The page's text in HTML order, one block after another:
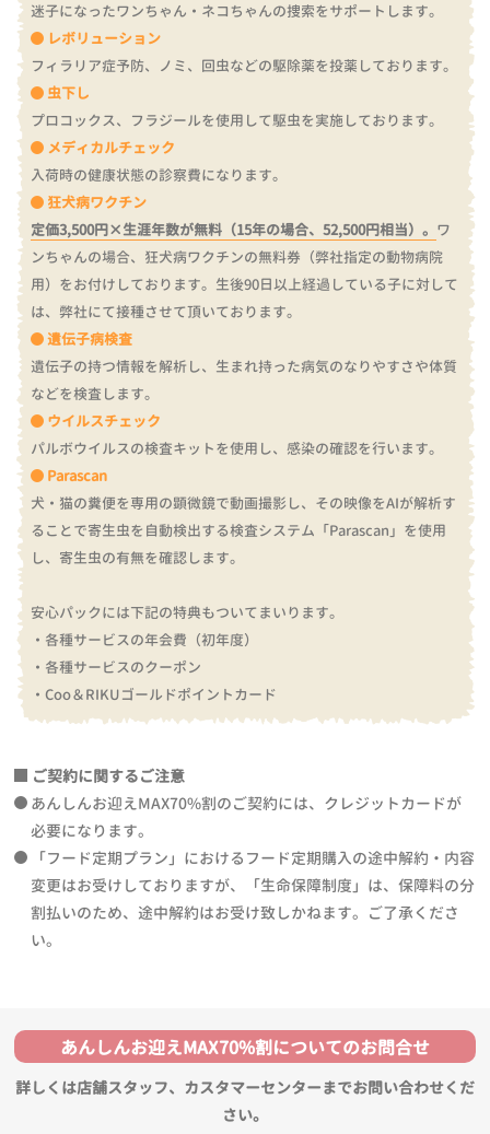
迷子になったワンちゃん・ネコちゃんの捜索をサポートします。
レボリューション
フィラリア症予防、ノミ、回虫などの駆除薬を投薬しております。
虫下し
プロコックス、フラジールを使用して駆虫を実施しております。
メディカルチェック
入荷時の健康状態の診察費になります。
狂犬病ワクチン
定価3,500円×生涯年数が無料（15年の場合、52,500円相当）。 ワ
ンちゃんの場合、狂犬病ワクチンの無料券（弊社指定の動物病院
用）をお付けしております。 生後90日以上経過している子に対して
は、弊社にて接種させて頂いております。
遺伝子病検査
遺伝子の持つ情報を解析し、生まれ持った病気のなりやすさや体質
などを検査します。
ウイルスチェック
パルボウイルスの検査キットを使用し、感染の確認を行います。
Parascan
犬・猫の糞便を専用の顕微鏡で動画撮影し、その映像をAIが解析す
ることで寄生虫を自動検出する検査システム「Parascan」を使用
し、寄生虫の有無を確認します。
安心パックには下記の特典もついてまいります。
・各種サービスの年会費（初年度）
・各種サービスのクーポン
・Coo＆RIKUゴールドポイントカード
ご契約に関するご注意
あんしんお迎えMAX70%割のご契約には、クレジットカードが
必要になります。
「フード定期プラン」におけるフード定期購入の途中解約・内容
変更はお受けしておりますが、「生命保障制度」は、保障料の分
割払いのため、途中解約はお受け致しかねます。ご了承くださ
い。
あんしんお迎えMAX70%割についてのお問合せ
詳しくは店舗スタッフ、カスタマーセンターまでお問い合わせくだ
さい。